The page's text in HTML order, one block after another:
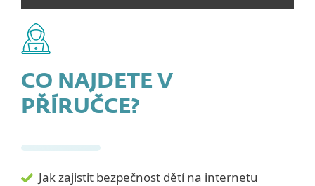
CO NAJDETE V
PŘÍRUČCE?
Jak zajistit bezpečnost dětí na internetu